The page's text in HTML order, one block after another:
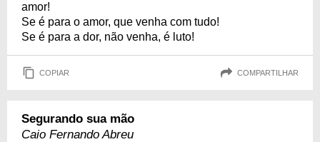
amor!
Se é para o amor, que venha com tudo!
Se é para a dor, não venha, é luto!
COPIAR COMPARTILHAR
Segurando sua mão
Caio Fernando Abreu